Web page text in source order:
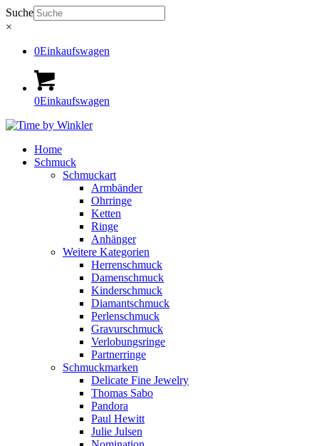
Suche
×
0Einkaufswagen
0Einkaufswagen
Home
Schmuck
Schmuckart
Armbänder
Ohrringe
Ketten
Ringe
Anhänger
Weitere Kategorien
Herrenschmuck
Damenschmuck
Kinderschmuck
Diamantschmuck
Perlenschmuck
Gravurschmuck
Verlobungsringe
Partnerringe
Schmuckmarken
Delicate Fine Jewelry
Thomas Sabo
Pandora
Paul Hewitt
Julie Julsen